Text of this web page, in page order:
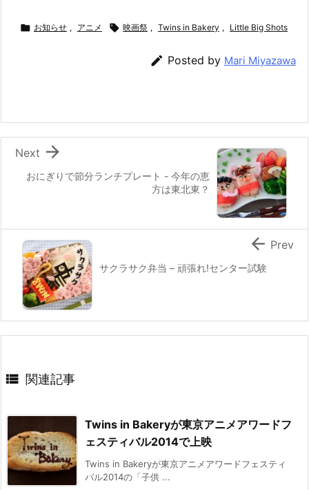
c
o
k
itt e er e
a
ai
l
 お知らせ , アニメ  映画祭 , Twins in Bakery , Little Big Shots
 Posted by Mari Miyazawa
おにぎりで節分ランチプレート - 今年の恵
方は東北東？

Next
サクラサク弁当 – 頑張れ!センター試験
 Prev
 関連記事
Twins in Bakeryが東京アニメアワードフ
ェスティバル2014で上映
Twins in Bakeryが東京アニメアワードフェスティ
バル2014の「子供 ...